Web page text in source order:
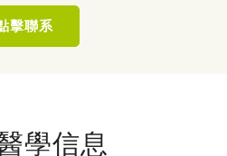
擊聯系
學信息